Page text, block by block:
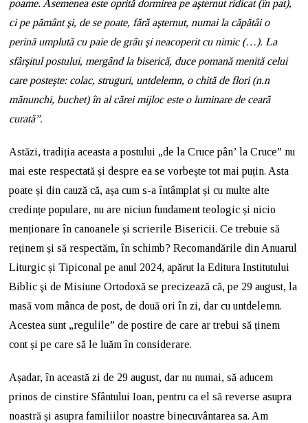
poame. Asemenea este oprită dormirea pe aşternut ridicat (în pat),
ci pe pământ şi, de se poate, fără aşternut, numai la căpătâi o
perină umplută cu paie de grâu şi neacoperit cu nimic (…). La
sfârşitul postului, mergând la biserică, duce pomană menită celui
care posteşte: colac, struguri, untdelemn, o chită de flori (n.n
mănunchi, buchet) în al cărei mijloc este o luminare de ceară
curată”.
Astăzi, tradiția aceasta a postului „de la Cruce pân’ la Cruce” nu
mai este respectată și despre ea se vorbește tot mai puțin. Asta
poate și din cauză că, așa cum s-a întâmplat și cu multe alte
credințe populare, nu are niciun fundament teologic și nicio
menționare în canoanele și scrierile Bisericii. Ce trebuie să
reținem și să respectăm, în schimb? Recomandările din Anuarul
Liturgic și Tipiconal pe anul 2024, apărut la Editura Institutului
Biblic şi de Misiune Ortodoxă se precizează că, pe 29 august, la
masă vom mânca de post, de două ori în zi, dar cu untdelemn.
Acestea sunt „regulile” de postire de care ar trebui să ținem
cont și pe care să le luăm în considerare.
Așadar, în această zi de 29 august, dar nu numai, să aducem
prinos de cinstire Sfântului Ioan, pentru ca el să reverse asupra
noastră și asupra familiilor noastre binecuvântarea sa. Am